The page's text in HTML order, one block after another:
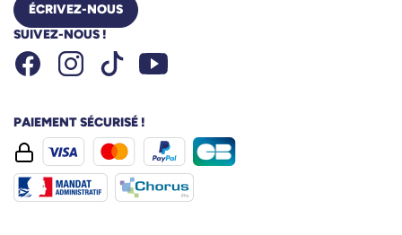
ÉCRIVEZ-NOUS
SUIVEZ-NOUS !
FacebookInstagramTiktok Youtube
PAIEMENT SÉCURISÉ !